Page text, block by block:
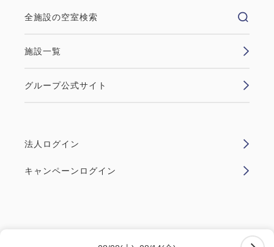
全施設の空室検索
施設一覧
グループ公式サイト
法人ログイン
キャンペーンログイン